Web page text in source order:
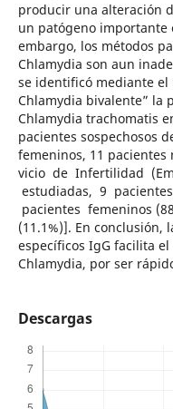
producir una alteración
un patógeno importante
embargo, los métodos
Chlamydia son aun
se identificó mediante el
Chlamydia bivalente” la
Chlamydia trachomatis
pacientes sospechosos
femeninos, 11 pacientes
vicio de Infertilidad
estudiadas, 9
pacientes femeninos
(11.1%)]. En conclusión,
específicos IgG facilita
Chlamydia, por ser
Descargas